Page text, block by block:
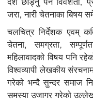
जरा, नारी चेतनाका बिषय
चलचित्र निर्देशक एवम्
चेतना, समग्रता,
महिलावादको विषय पनि
विश्वव्यापी लेखकीय
गरेको भन्दै सुन्दर समाज
समस्या उजागर गरेको उल्लेख